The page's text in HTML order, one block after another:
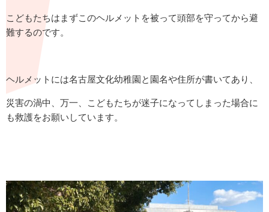
こどもたちはまずこのヘルメットを被って頭部を守ってから避
難するのです。
ヘルメットには名古屋文化幼稚園と園名や住所が書いてあり、
災害の渦中、万一、こどもたちが迷子になってしまった場合に
も救護をお願いしています。